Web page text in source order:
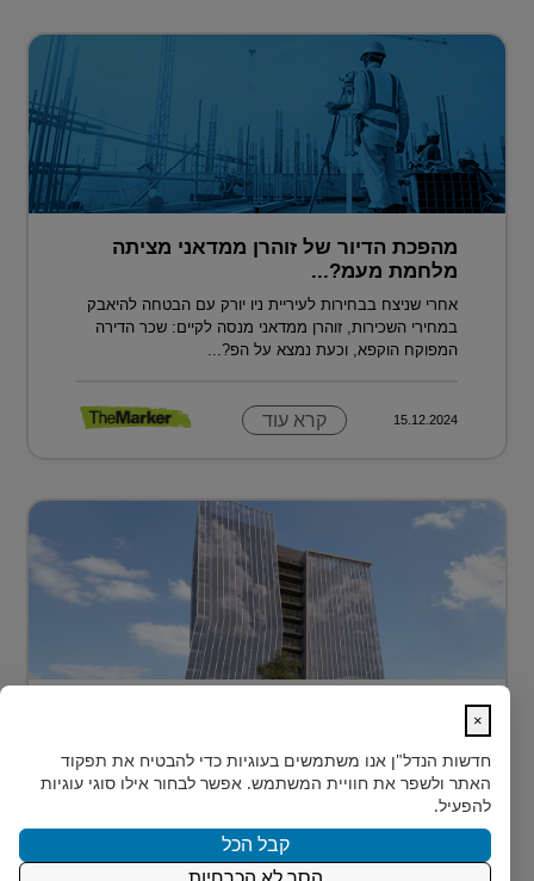
מהפכת הדיור של זוהרן ממדאני מציתה
מלחמת מעמ?...
אחרי שניצח בבחירות לעיריית ניו יורק עם הבטחה להיאבק
במחירי השכירות, זוהרן ממדאני מנסה לקיים: שכר הדירה
המפוקח הוקפא, וכעת נמצא על הפ?...
15.12.2024 קרא עוד
MEDIPORT תל השומר - נבנה לפרוץ דרך אל המחר
בעולם הרפואה של המאה ה-21, קצב החדשנות אינו
מאפשר מנ...
×
חדשות הנדל"ן אנו משתמשים בעוגיות כדי להבטיח את תפקוד
האתר ולשפר את חוויית המשתמש. אפשר לבחור אילו סוגי עוגיות
להפעיל.
קבל הכל